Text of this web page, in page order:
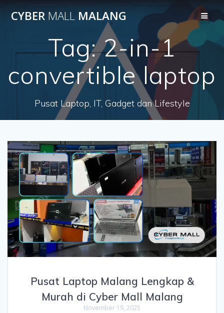
to
content
CYBER MALL MALANG
Tag:2-in-1
convertible laptop
Pusat Laptop, IT, Gadget dan Lifestyle
Pusat Laptop Malang Lengkap &
Murah di Cyber Mall Malang
November 19, 2025